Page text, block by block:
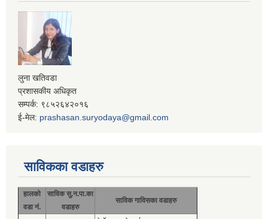
लुना खतिवडा
प्रशासकीय अधिकृत
सम्पर्क: ९८५२६४२०१६
ई-मेल: prashasan.suryodaya@gmail.com
साविकका वडाहरु
हालको
वडा नं.
साविक सु.न.पा.का
वडाहरु
साविक गाविसका वडाहरु